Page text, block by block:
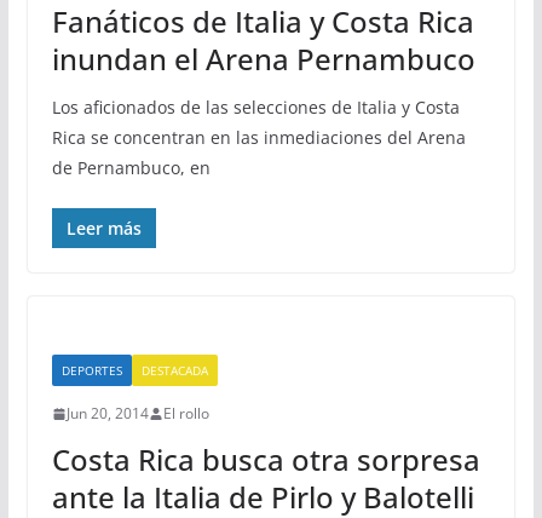
Fanáticos de Italia y Costa Rica
inundan el Arena Pernambuco
Los aficionados de las selecciones de Italia y Costa
Rica se concentran en las inmediaciones del Arena
de Pernambuco, en
Leer más
DEPORTES DESTACADA
Jun 20, 2014 El rollo
Costa Rica busca otra sorpresa
ante la Italia de Pirlo y Balotelli